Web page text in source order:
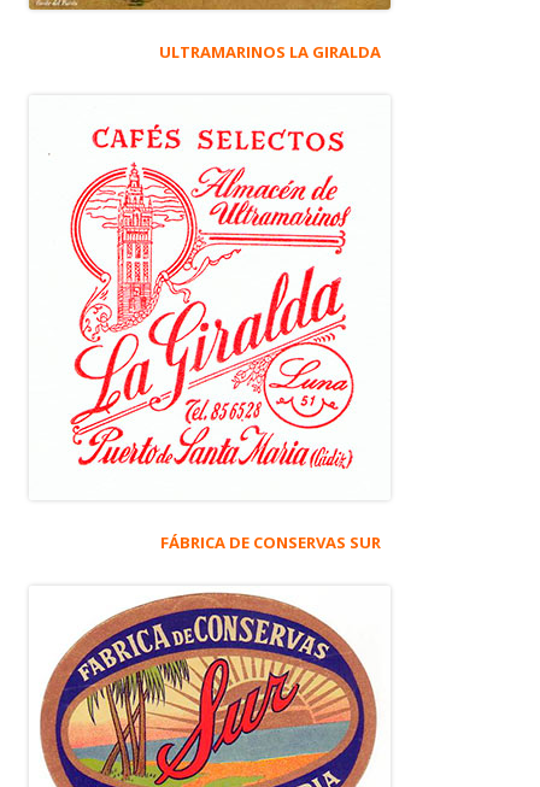
ULTRAMARINOS LA GIRALDA
FÁBRICA DE CONSERVAS SUR